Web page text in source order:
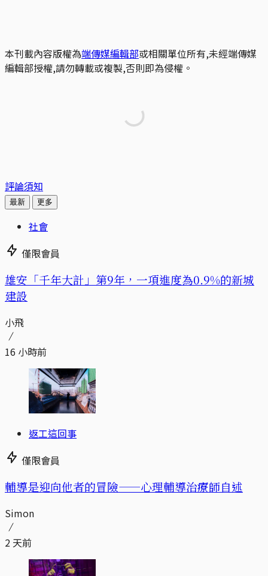
本刊載內容版權為端傳媒編輯部或相關單位所有,未經端傳媒
編輯部授權,請勿轉載或複製,否則即為侵權。
評論須知
最新 更多
社會
僅限會員
​​雄安「千年大計」第9年，一項進度為0.9%的新城
建設
小飛
16 小時前
返工這回事
僅限會員
輔導是迎向他者的冒險——心理輔導治療師自述
Simon
2 天前